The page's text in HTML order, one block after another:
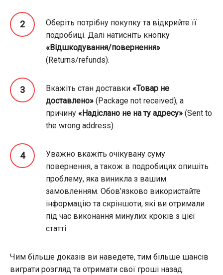
Оберіть потрібну покупку та відкрийте її
подробиці. Далі натисніть кнопку
«Відшкодування/повернення»
(Returns/refunds).
Вкажіть стан доставки «Товар не
доставлено» (Package not received), а
причину «Надіслано не на ту адресу» (Sent to
the wrong address).
Уважно вкажіть очікувану суму
повернення, а також в подробицях опишіть
проблему, яка виникла з вашим
замовленням. Обов’язково використайте
інформацію та скріншоти, які ви отримали
під час виконання минулих кроків з цієї
статті.
Чим більше доказів ви наведете, тим більше шансів
виграти розгляд та отримати свої гроші назад.